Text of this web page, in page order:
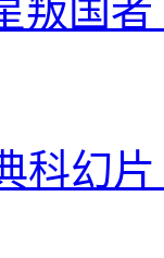
国者
科幻